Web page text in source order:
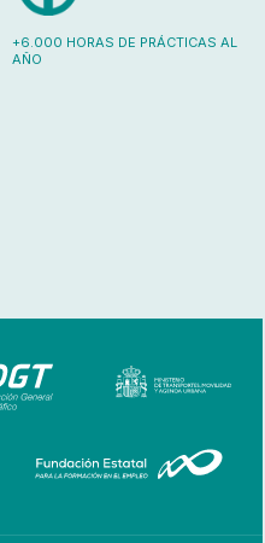
+6.000 HORAS DE PRÁCTICAS AL
AÑO